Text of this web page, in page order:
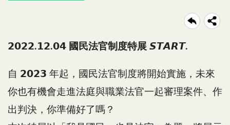
𝟮𝟬𝟮𝟮.𝟭𝟮.𝟬𝟰 國民法官制度特展 𝙎𝙏𝘼𝙍𝙏.
自 𝟮𝟬𝟮𝟯 年起，國民法官制度將開始實施，未來
你也有機會走進法庭與職業法官一起審理案件、作
出判決，你準備好了嗎？